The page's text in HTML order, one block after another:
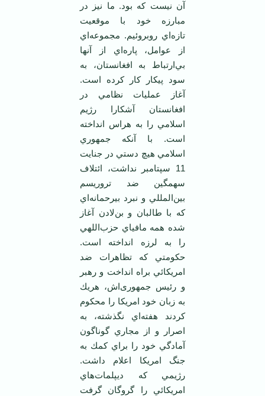
آن نيست كه بود. ما نيز در
مبارزه خود با موقعيت
تازه‌اي روبروئيم. مجموعه‌اي
از عوامل، پاره‌اي از آنها
بي‌ارتباط به افغانستان، به
سود پيكار كار كرده است.
آغاز عمليات نظامي در
افغانستان آشكارا رژيم
اسلامي را به هراس انداخته
است. با آنكه جمهوري
اسلامي هيچ دستي در جنايت
11 سپتامبر نداشت، ائتلاف
سهمگين ضد تروريسم
بين‌المللي و نبرد بيرحمانه‌اي
كه با طالبان و بن‌لادن آغاز
شده همه مافياي حزب‌اللهي
را به لرزه انداخته است.
حكومتي كه تظاهرات ضد
امريكائي براه انداخت و رهبر
و رئيس جمهوری‌اش، هريك
به زبان خود امريكا را محكوم
كردند هفته‌اي نگذشته، به
اصرار و از مجاري گوناگون
آمادگي خود را براي كمك به‌
جنگ امريكا اعلام داشت.
رژيمي كه ديپلمات‌هاي
امريكائي را گروگان گرفت